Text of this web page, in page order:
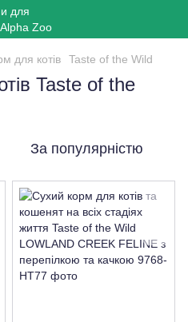
для котів Taste of the Wild
Taste of the
За популярністю